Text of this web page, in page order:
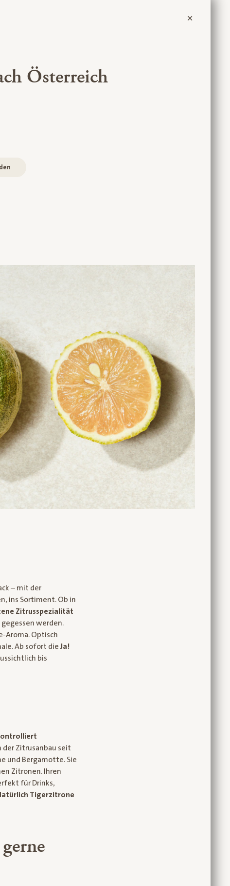
Österreich
– mit der
ins Sortiment. Ob in
Zitrusspezialität
werden.
Aroma. Optisch
Ab sofort die Ja!
bis
der Zitrusanbau seit
und Bergamotte. Sie
Zitronen. Ihren
für Drinks,
Tigerzitrone